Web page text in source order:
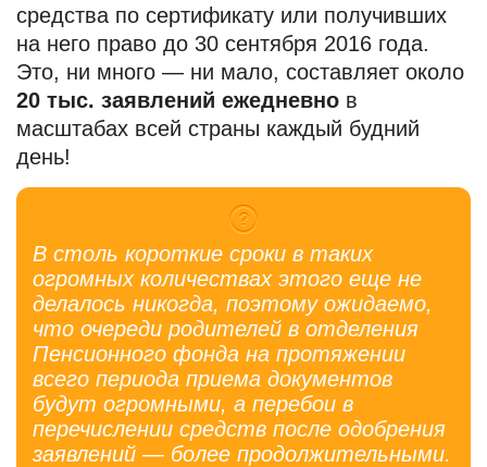
средства по сертификату или получивших
на него право до 30 сентября 2016 года.
Это, ни много — ни мало, составляет около
20 тыс. заявлений ежедневно в
масштабах всей страны каждый будний
день!
В столь короткие сроки в таких
огромных количествах этого еще не
делалось никогда, поэтому ожидаемо,
что очереди родителей в отделения
Пенсионного фонда на протяжении
всего периода приема документов
будут огромными, а перебои в
перечислении средств после одобрения
заявлений — более продолжительными.